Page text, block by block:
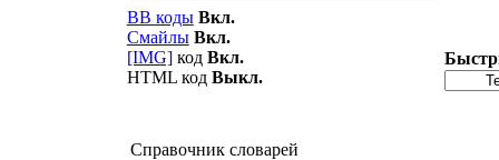
BB коды Вкл.
Смайлы Вкл.
[IMG]код Вкл.
HTML код Выкл.
Справочник словарей